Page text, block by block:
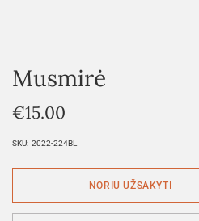
Musmirė
€15.00
SKU: 2022-224BL